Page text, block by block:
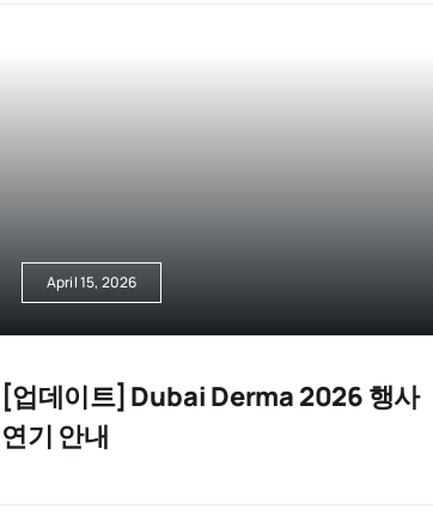
April 15, 2026
[업데이트] Dubai Derma 2026 행사
연기 안내